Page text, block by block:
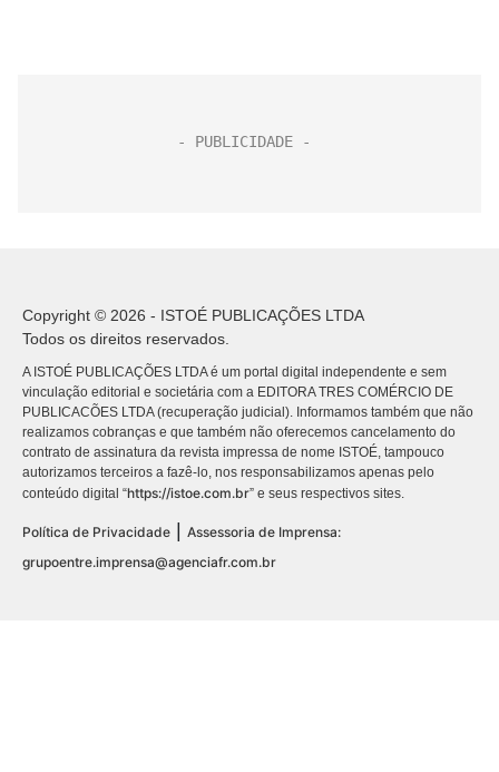
Copyright © 2026 - ISTOÉ PUBLICAÇÕES LTDA
Todos os direitos reservados.
A ISTOÉ PUBLICAÇÕES LTDA é um portal digital independente e sem
vinculação editorial e societária com a EDITORA TRES COMÉRCIO DE
PUBLICACÕES LTDA (recuperação judicial). Informamos também que não
realizamos cobranças e que também não oferecemos cancelamento do
contrato de assinatura da revista impressa de nome ISTOÉ, tampouco
autorizamos terceiros a fazê-lo, nos responsabilizamos apenas pelo
conteúdo digital “https://istoe.com.br” e seus respectivos sites.
Política de Privacidade | Assessoria de Imprensa:
grupoentre.imprensa@agenciafr.com.br